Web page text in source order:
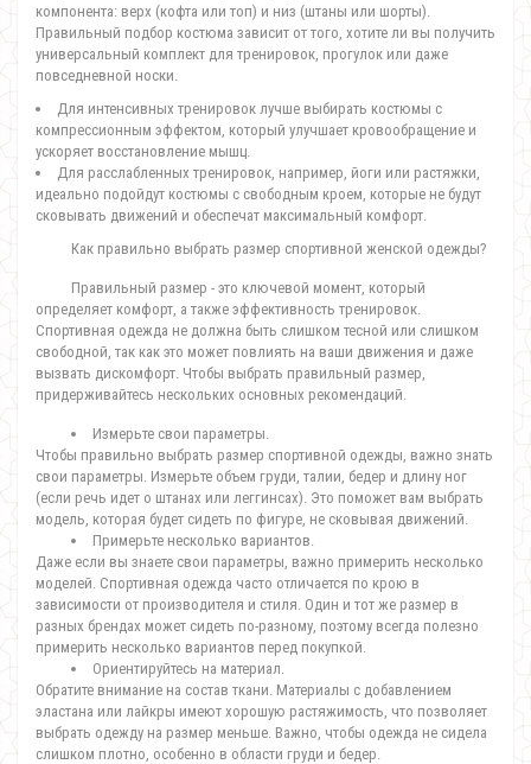
компонента: верх (кофта или топ) и низ (штаны или шорты).
Правильный подбор костюма зависит от того, хотите ли вы получить
универсальный комплект для тренировок, прогулок или даже
повседневной носки.
Для интенсивных тренировок лучше выбирать костюмы с
компрессионным эффектом, который улучшает кровообращение и
ускоряет восстановление мышц.
Для расслабленных тренировок, например, йоги или растяжки,
идеально подойдут костюмы с свободным кроем, которые не будут
сковывать движений и обеспечат максимальный комфорт.
Как правильно выбрать размер спортивной женской одежды?
Правильный размер - это ключевой момент, который
определяет комфорт, а также эффективность тренировок.
Спортивная одежда не должна быть слишком тесной или слишком
свободной, так как это может повлиять на ваши движения и даже
вызвать дискомфорт. Чтобы выбрать правильный размер,
придерживайтесь нескольких основных рекомендаций.
Измерьте свои параметры.
Чтобы правильно выбрать размер спортивной одежды, важно знать
свои параметры. Измерьте объем груди, талии, бедер и длину ног
(если речь идет о штанах или леггинсах). Это поможет вам выбрать
модель, которая будет сидеть по фигуре, не сковывая движений.
Примерьте несколько вариантов.
Даже если вы знаете свои параметры, важно примерить несколько
моделей. Спортивная одежда часто отличается по крою в
зависимости от производителя и стиля. Один и тот же размер в
разных брендах может сидеть по-разному, поэтому всегда полезно
примерить несколько вариантов перед покупкой.
Ориентируйтесь на материал.
Обратите внимание на состав ткани. Материалы с добавлением
эластана или лайкры имеют хорошую растяжимость, что позволяет
выбрать одежду на размер меньше. Важно, чтобы одежда не сидела
слишком плотно, особенно в области груди и бедер.